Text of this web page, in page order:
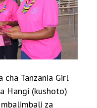
cha Tanzania Girl
Hangi (kushoto)
za